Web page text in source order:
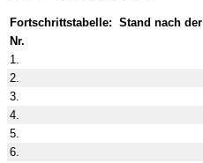
Fortschrittstabelle: Stand nach
Nr.
1.
2.
3.
4.
5.
6.